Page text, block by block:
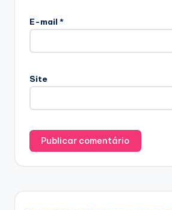
E-mail *
Site